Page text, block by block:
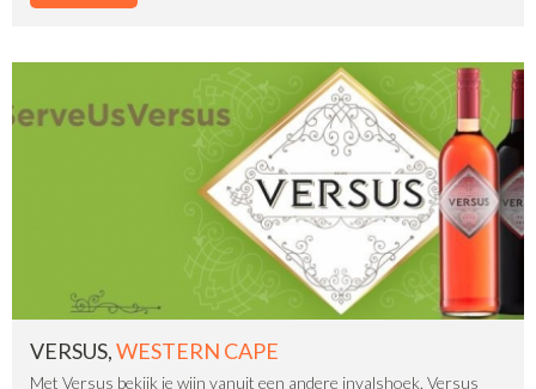
VERSUS,WESTERN CAPE
Met Versus bekijk je wijn vanuit een andere invalshoek. Versus